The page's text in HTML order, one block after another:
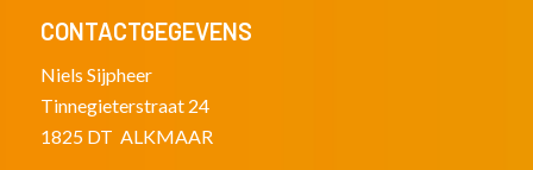
CONTACTGEGEVENS
Niels Sijpheer
Tinnegieterstraat 24
1825 DT ALKMAAR